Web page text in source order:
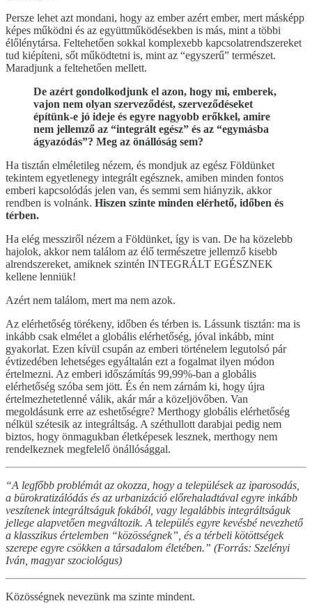
Persze lehet azt mondani, hogy az ember azért ember, mert másképp
képes működni és az együttműködésekben is más, mint a többi
élőlénytársa. Feltehetően sokkal komplexebb kapcsolatrendszereket
tud kiépíteni, sőt működtetni is, mint az “egyszerű” természet.
Maradjunk a feltehetően mellett.
De azért gondolkodjunk el azon, hogy mi, emberek,
vajon nem olyan szerveződést, szerveződéseket
építünk-e jó ideje és egyre nagyobb erőkkel, amire
nem jellemző az “integrált egész” és az “egymásba
ágyazódás”? Meg az önállóság sem?
Ha tisztán elméletileg nézem, és mondjuk az egész Földünket
tekintem egyetlenegy integrált egésznek, amiben minden fontos
emberi kapcsolódás jelen van, és semmi sem hiányzik, akkor
rendben is volnánk. Hiszen szinte minden elérhető, időben és
térben.
Ha elég messziről nézem a Földünket, így is van. De ha közelebb
hajolok, akkor nem találom az élő természetre jellemző kisebb
alrendszereket, amiknek szintén INTEGRÁLT EGÉSZNEK
kellene lenniük!
Azért nem találom, mert ma nem azok.
Az elérhetőség törékeny, időben és térben is. Lássunk tisztán: ma is
inkább csak elmélet a globális elérhetőség, jóval inkább, mint
gyakorlat. Ezen kívül csupán az emberi történelem legutolsó pár
évtizedében lehetséges egyáltalán ezt a fogalmat ilyen módon
értelmezni. Az emberi időszámítás 99,99%-ban a globális
elérhetőség szóba sem jött. És én nem zárnám ki, hogy újra
értelmezhetetlenné válik, akár már a közeljövőben. Van
megoldásunk erre az eshetőségre? Merthogy globális elérhetőség
nélkül szétesik az integráltság. A széthullott darabjai pedig nem
biztos, hogy önmagukban életképesek lesznek, merthogy nem
rendelkeznek megfelelő önállósággal.
“A legfőbb problémát az okozza, hogy a települések az iparosodás,
a bürokratizálódás és az urbanizáció előrehaladtával egyre inkább
veszítenek integráltságuk fokából, vagy legalábbis integráltságuk
jellege alapvetően megváltozik. A település egyre kevésbé nevezhető
a klasszikus értelemben “közösségnek”, és a térbeli kötöttségek
szerepe egyre csökken a társadalom életében.” (Forrás: Szelényi
Iván, magyar szociológus)
Közösségnek nevezünk ma szinte mindent.